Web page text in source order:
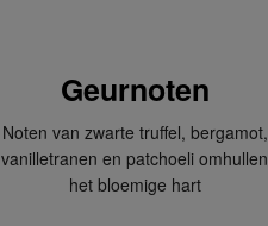
Geurnoten
Noten van zwarte truffel, bergamot,
vanilletranen en patchoeli omhullen
het bloemige hart